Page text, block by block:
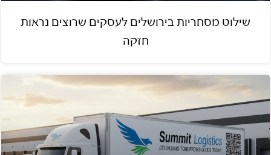
שילוט מסחריות בירושלים לעסקים שרוצים נראות
חזקה